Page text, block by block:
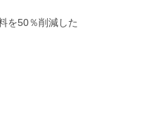
を50％削減した